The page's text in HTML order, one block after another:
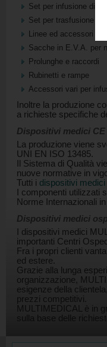
Set per infusione di
Set per trasfusione
Linee ed accessori per
Sacche in E.V.A. per
Prolunghe e raccordi
Rubinetti e rampe
Accessori vari per
Inoltre la produzione
a richieste specifiche
Dispositivi medici CE
La produzione viene
UNI EN ISO 13485.
Il Sistema di Qualità
nuove normative in
Tutti i dispositivi
I componenti utilizzati
Norme Internazionali
Dispositivi medici
I dispositivi medici
importanti Centri
Fra i propri clienti
ed estere.
Grazie alla lunga
organizzazione,
esigenze della
prezzi competitivi.
MULTIMEDICAL è in
sulla base delle